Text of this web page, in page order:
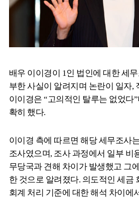
배우 이이경이 1인 법인에 대한 세
부한 사실이 알려지며 논란이 일자,
이이경은 “고의적인 탈루는 없었다
확히 했다.
이이경 측에 따르면 해당 세무조사
조사였으며, 조사 과정에서 일부 비
무당국과 견해 차이가 발생했고 그
한 것으로 알려졌다. 의도적인 세금
회계 처리 기준에 대한 해석 차이에